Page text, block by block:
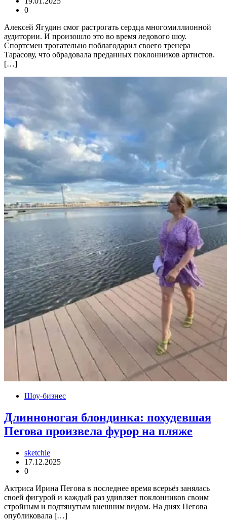
0
Алексей Ягудин смог растрогать сердца многомиллионной
аудитории. И произошло это во время ледового шоу.
Спортсмен трогательно поблагодарил своего тренера
Тарасову, что обрадовала преданных поклонников артистов.
[…]
Шоу-бизнес
Длинноногая блондинка: похудевшая
Пегова произвела фурор на пляже
sketchie
17.12.2025
0
Актриса Ирина Пегова в последнее время всерьёз занялась
своей фигурой и каждый раз удивляет поклонников своим
стройным и подтянутым внешним видом. На днях Пегова
опубликовала […]